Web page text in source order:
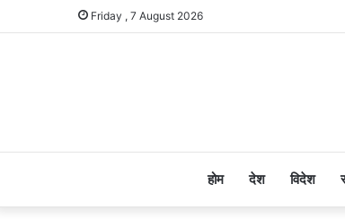
Friday , 7 August 2026
होम देश विदेश